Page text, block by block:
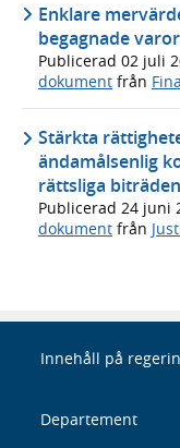
Enklare
begagnade
Publicerad 02 juli
dokument från
Stärkta
ändamålsenlig
rättsliga biträden
Publicerad 24 juni
dokument från
Innehåll på
Departement